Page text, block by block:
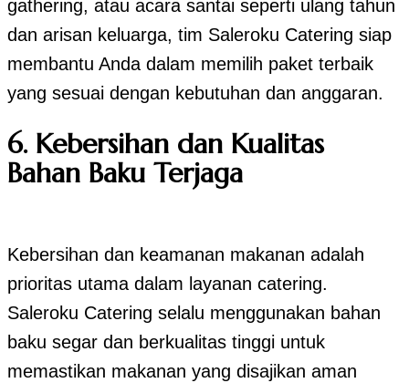
gathering, atau acara santai seperti ulang tahun
dan arisan keluarga, tim Saleroku Catering siap
membantu Anda dalam memilih paket terbaik
yang sesuai dengan kebutuhan dan anggaran.
6. Kebersihan dan Kualitas
Bahan Baku Terjaga
Kebersihan dan keamanan makanan adalah
prioritas utama dalam layanan catering.
Saleroku Catering selalu menggunakan bahan
baku segar dan berkualitas tinggi untuk
memastikan makanan yang disajikan aman